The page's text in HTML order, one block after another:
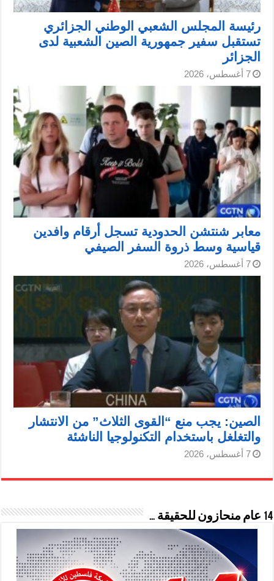
رئيسة المجلس الشعبي الوطني الجزائري
تستقبل سفير جمهورية الصين الشعبية لدى
الجزائر
7 أغسطس، 2026
معابر شنتشن الحدودية تسجل أرقام وافدين
قياسية وسط ذروة السفر الصيفي
7 أغسطس، 2026
الصين: يجب منع “القوى الثلاث” من الانتشار
والتغلغل باستخدام التكنولوجيا الناشئة
7 أغسطس، 2026
14 عام منحازون للحقيقة …